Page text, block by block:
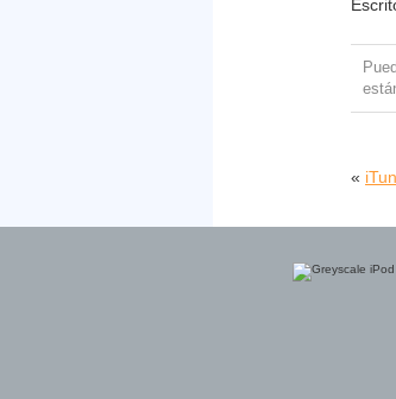
«